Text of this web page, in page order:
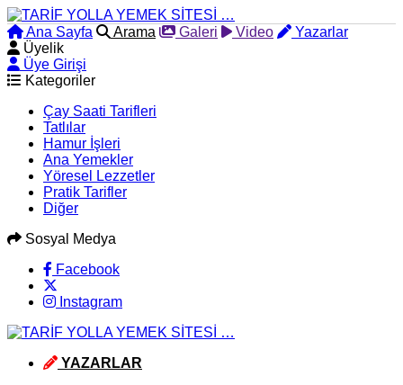
Ana Sayfa Arama Galeri Video
Yazarlar
Üyelik
Üye Girişi
Kategoriler
Çay Saati Tarifleri
Tatlılar
Hamur İşleri
Ana Yemekler
Yöresel Lezzetler
Pratik Tarifler
Diğer
Sosyal Medya
Facebook
Instagram
YAZARLAR